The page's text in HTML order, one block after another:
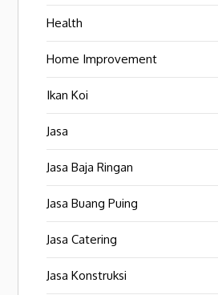
Health
Home Improvement
Ikan Koi
Jasa
Jasa Baja Ringan
Jasa Buang Puing
Jasa Catering
Jasa Konstruksi